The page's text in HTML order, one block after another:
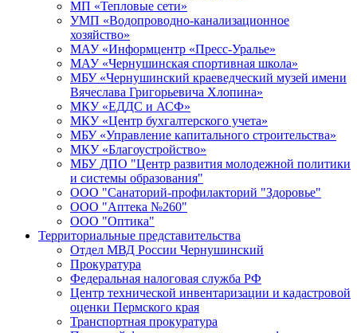
МП «Тепловые сети»
УМП «Водопроводно-канализационное
хозяйство»
МАУ «Информцентр «Пресс-Уралье»
МАУ «Чернушинская спортивная школа»
МБУ «Чернушинский краеведческий музей имени
Вячеслава Григорьевича Хлопина»
МКУ «ЕДДС и АСФ»
МКУ «Центр бухгалтерского учета»
МБУ «Управление капитального строительства»
МКУ «Благоустройство»
МБУ ДПО "Центр развития молодежной политики
и системы образования"
ООО "Санаторий-профилакторий "Здоровье"
ООО "Аптека №260"
ООО "Оптика"
Территориальные представительства
Отдел МВД России Чернушинский
Прокуратура
Федеральная налоговая служба РФ
Центр технической инвентаризации и кадастровой
оценки Пермского края
Транспортная прокуратура